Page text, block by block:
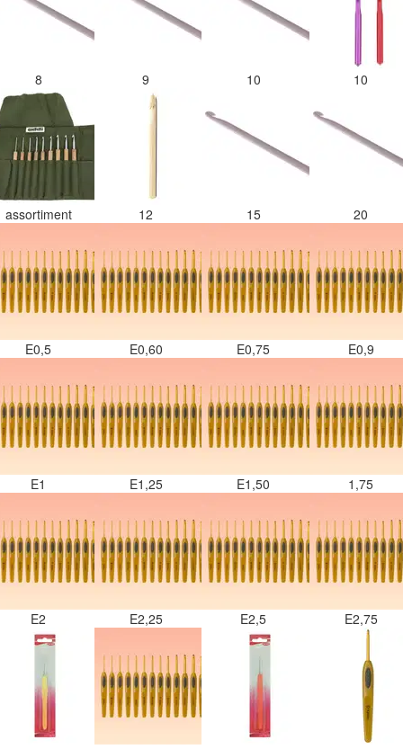
8 9 10 10
assortiment 12 15 20
E0,5 E0,60 E0,75 E0,9
E1 E1,25 E1,50 1,75
E2 E2,25 E2,5 E2,75